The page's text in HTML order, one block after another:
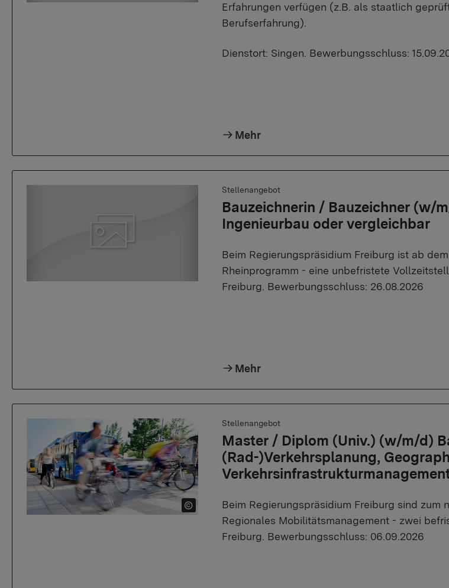
Erfahrungen verfügen (z.B. als staatlich
Berufserfahrung).
Dienstort: Singen. Bewerbungsschluss:
Mehr
Bauzeichnerin / Bauzeichner (w/
Ingenieurbau oder vergleichbar
Stellenangebot
Beim Regierungspräsidium Freiburg ist ab
Rheinprogramm - eine unbefristete
Freiburg. Bewerbungsschluss: 26.08.2026
Mehr
Master / Diplom (Univ.) (w/m/d)
(Rad-)Verkehrsplanung,
Stellenangebot
Beim Regierungspräsidium Freiburg sind
Regionales Mobilitätsmanagement - zwei
Freiburg. Bewerbungsschluss: 06.09.2026